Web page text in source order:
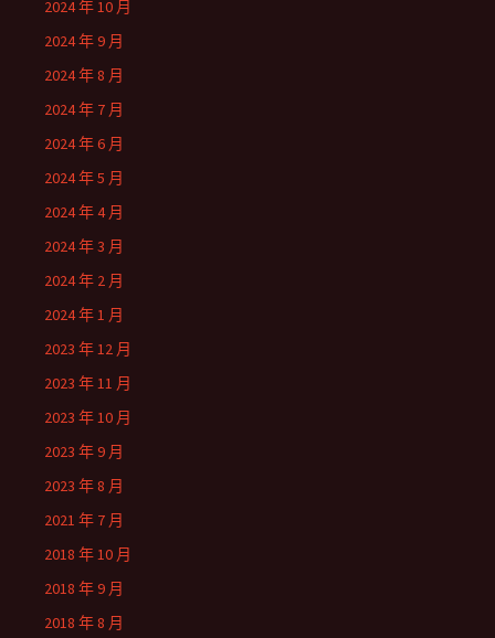
2024 年 10 月
2024 年 9 月
2024 年 8 月
2024 年 7 月
2024 年 6 月
2024 年 5 月
2024 年 4 月
2024 年 3 月
2024 年 2 月
2024 年 1 月
2023 年 12 月
2023 年 11 月
2023 年 10 月
2023 年 9 月
2023 年 8 月
2021 年 7 月
2018 年 10 月
2018 年 9 月
2018 年 8 月